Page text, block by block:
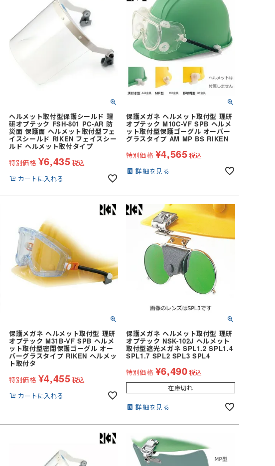
ヘルメット取付型保護シールド 理
研オプテック FSH-801 PC-AR 防
災面 保護面 ヘルメット取付型フェ
イスシールド RIKEN フェイスシー
ルド ヘルメット取付タイプ
特別価格 ¥6,435税込
カートに入れる
保護メガネ ヘルメット取付型 理研
オプテック M10C-VF SPB ヘルメ
ット取付型保護ゴーグル オーバー
グラスタイプ AM MP BS RIKEN
特別価格 ¥4,565税込
詳細を見る
保護メガネ ヘルメット取付型 理研
オプテック M31B-VF SPB ヘルメ
ット取付型密閉保護ゴーグル オー
バーグラスタイプ RIKEN ヘルメッ
ト取付タ
特別価格 ¥4,455税込
カートに入れる
保護メガネ ヘルメット取付型 理研
オプテック NSK-102J ヘルメット
取付型遮光メガネ SPL1.2 SPL1.4
SPL1.7 SPL2 SPL3 SPL4
特別価格 ¥6,490税込
在庫切れ
詳細を見る